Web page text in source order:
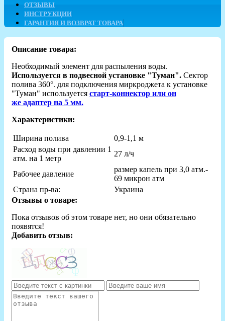
ОТЗЫВЫ
ИНСТРУКЦИИ
ГАРАНТИЯ И ВОЗВРАТ ТОВАРА
Описание товара:
Необходимый элемент для распыления воды.
Используется в подвесной установке "Туман". Сектор
полива 360°. для подключения миркроджета к установке
"Туман" используется старт-коннектор или он
же адаптер на 5 мм.
Характеристики:
Ширина полива
0,9-1,1 м
Расход воды при давлении 1
атм. на 1 метр
27 л/ч
Рабочее давление
размер капель при 3,0 атм.-
69 микрон атм
Страна пр-ва:
Украина
Отзывы о товаре:
Пока отзывов об этом товаре нет, но они обязательно
появятся!
Добавить отзыв: